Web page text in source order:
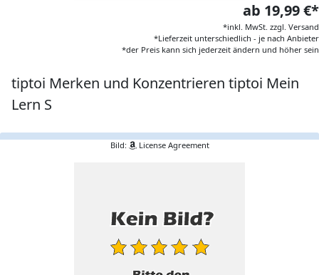
ab 19,99 €*
*inkl. MwSt. zzgl. Versand
*Lieferzeit unterschiedlich - je nach Anbieter
*der Preis kann sich jederzeit ändern und höher sein
tiptoi Merken und Konzentrieren tiptoi Mein
Lern S
Bild: License Agreement